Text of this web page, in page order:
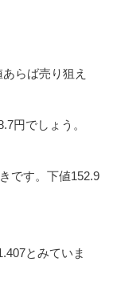
らば売り狙え
円でしょう。
です。下値152.9
とみていま